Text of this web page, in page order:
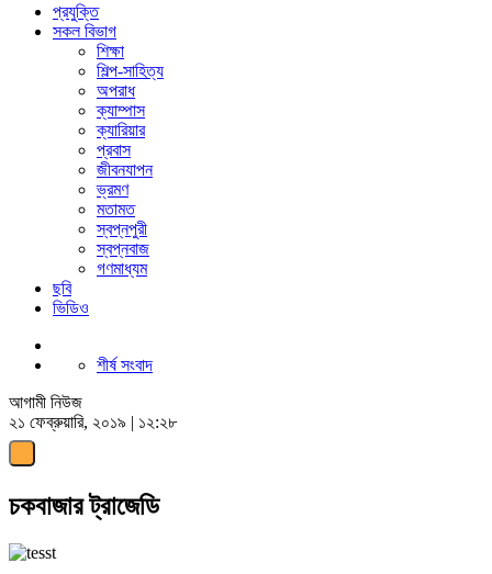
প্রযুক্তি
সকল বিভাগ
শিক্ষা
শিল্প-সাহিত্য
অপরাধ
ক্যাম্পাস
ক্যারিয়ার
প্রবাস
জীবনযাপন
ভ্রমণ
মতামত
স্বপ্নপুরী
স্বপ্নবাজ
গণমাধ্যম
ছবি
ভিডিও
শীর্ষ সংবাদ
আগামী নিউজ
২১ ফেব্রুয়ারি, ২০১৯ | ১২:২৮
চকবাজার ট্রাজেডি